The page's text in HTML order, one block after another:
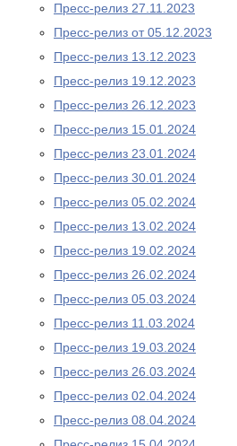
Пресс-релиз 27.11.2023
Пресс-релиз от 05.12.2023
Пресс-релиз 13.12.2023
Пресс-релиз 19.12.2023
Пресс-релиз 26.12.2023
Пресс-релиз 15.01.2024
Пресс-релиз 23.01.2024
Пресс-релиз 30.01.2024
Пресс-релиз 05.02.2024
Пресс-релиз 13.02.2024
Пресс-релиз 19.02.2024
Пресс-релиз 26.02.2024
Пресс-релиз 05.03.2024
Пресс-релиз 11.03.2024
Пресс-релиз 19.03.2024
Пресс-релиз 26.03.2024
Пресс-релиз 02.04.2024
Пресс-релиз 08.04.2024